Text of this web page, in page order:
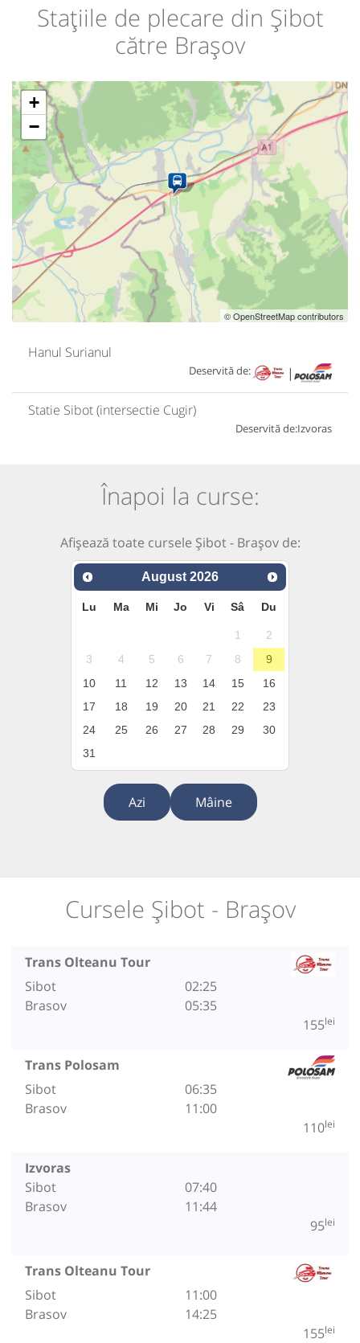
Stațiile de plecare din Șibot
către Brașov
+
−
© OpenStreetMap contributors
Hanul Surianul
Deservită de: |
Statie Sibot (intersectie Cugir)
Deservită de:Izvoras
Înapoi la curse:
Afișează toate cursele Șibot - Brașov de:
August 2026
Lu Ma Mi Jo Vi Sâ Du
1
2
3
4 5 6 7 8
9
10
11 12 13 14 15
16
17
18 19 20 21 22
23
24
25 26 27 28 29
30
31
Azi Mâine
Cursele Șibot - Brașov
Trans Olteanu Tour
Sibot
Brasov
02:25
05:35
155lei
Trans Polosam
Sibot
Brasov
06:35
11:00
110lei
Izvoras
Sibot
Brasov
07:40
11:44
95lei
Trans Olteanu Tour
Sibot
Brasov
11:00
14:25
155lei